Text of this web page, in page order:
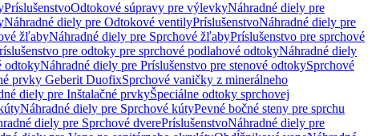
PríslušenstvoOdtokové súpravy pre výlevkyNáhradné diely pre
Náhradné diely pre Odtokové ventilyPríslušenstvoNáhradné diely pre
žľabyNáhradné diely pre Sprchové žľabyPríslušenstvo pre sprchové
pre odtoky pre sprchové podlahové odtokyNáhradné diely
odtokyNáhradné diely pre Príslušenstvo pre stenové odtokySprchové
prvky Geberit DuofixSprchové vaničky z minerálneho
diely pre Inštalačné prvkyŠpeciálne odtoky sprchovej
Náhradné diely pre Sprchové kútyPevné bočné steny pre sprchu
diely pre Sprchové dverePríslušenstvoNáhradné diely pre